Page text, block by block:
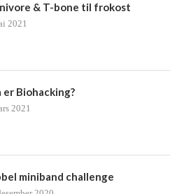
& T-bone til frokost
2021
er Biohacking?
2021
miniband challenge